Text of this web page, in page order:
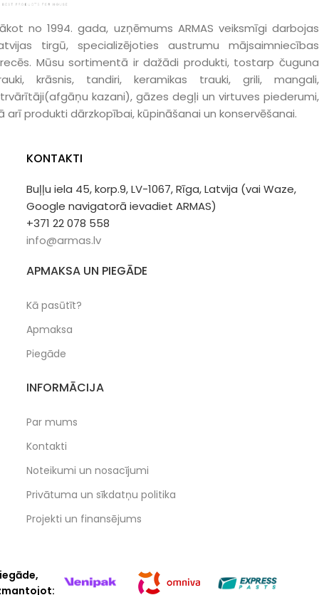
no 1994. gada, uzņēmums ARMAS veiksmīgi darbojas
tirgū, specializējoties austrumu mājsaimniecības
Mūsu sortimentā ir dažādi produkti, tostarp čuguna
krāsnis, tandiri, keramikas trauki, grili, mangali,
kazani), gāzes degļi un virtuves piederumi,
arī produkti dārzkopībai, kūpināšanai un konservēšanai.
KONTAKTI
Buļļu iela 45, korp.9, LV-1067, Rīga, Latvija (vai Waze,
Google navigatorā ievadiet ARMAS)
+371 22 078 558
info@armas.lv
APMAKSA UN PIEGĀDE
Kā pasūtīt?
Apmaksa
Piegāde
INFORMĀCIJA
Par mums
Kontakti
Noteikumi un nosacījumi
Privātuma un sīkdatņu politika
Projekti un finansējums